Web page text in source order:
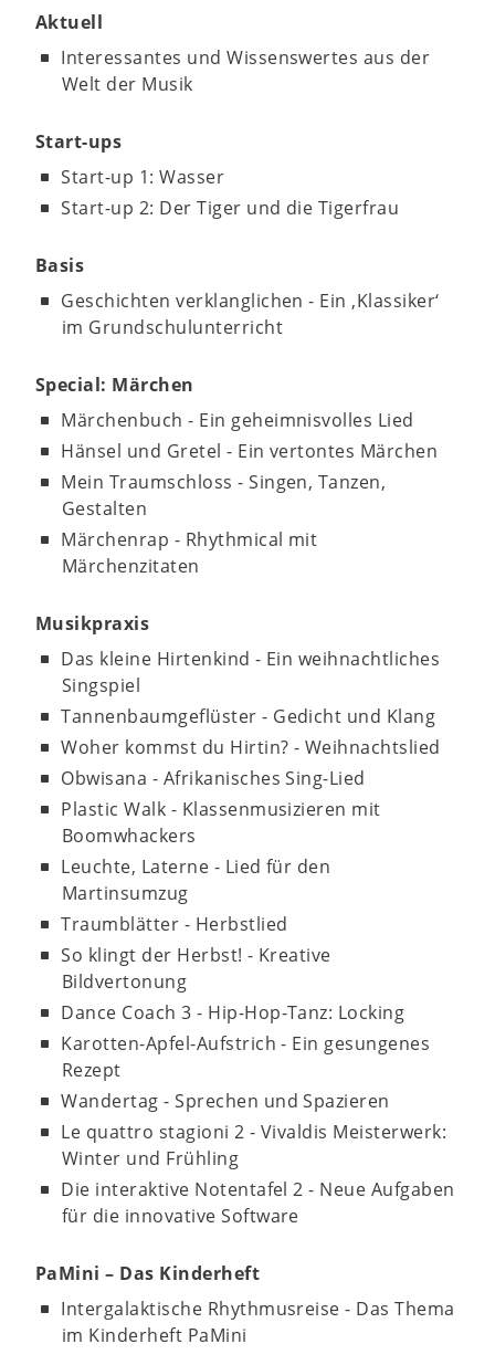
Aktuell
Interessantes und Wissenswertes aus der
Welt der Musik
Start-ups
Start-up 1: Wasser
Start-up 2: Der Tiger und die Tigerfrau
Basis
Geschichten verklanglichen - Ein ‚Klassiker‘
im Grundschulunterricht
Special: Märchen
Märchenbuch - Ein geheimnisvolles Lied
Hänsel und Gretel - Ein vertontes Märchen
Mein Traumschloss - Singen, Tanzen,
Gestalten
Märchenrap - Rhythmical mit
Märchenzitaten
Musikpraxis
Das kleine Hirtenkind - Ein weihnachtliches
Singspiel
Tannenbaumgeflüster - Gedicht und Klang
Woher kommst du Hirtin? - Weihnachtslied
Obwisana - Afrikanisches Sing-Lied
Plastic Walk - Klassenmusizieren mit
Boomwhackers
Leuchte, Laterne - Lied für den
Martinsumzug
Traumblätter - Herbstlied
So klingt der Herbst! - Kreative
Bildvertonung
Dance Coach 3 - Hip-Hop-Tanz: Locking
Karotten-Apfel-Aufstrich - Ein gesungenes
Rezept
Wandertag - Sprechen und Spazieren
Le quattro stagioni 2 - Vivaldis Meisterwerk:
Winter und Frühling
Die interaktive Notentafel 2 - Neue Aufgaben
für die innovative Software
PaMini – Das Kinderheft
Intergalaktische Rhythmusreise - Das Thema
im Kinderheft PaMini